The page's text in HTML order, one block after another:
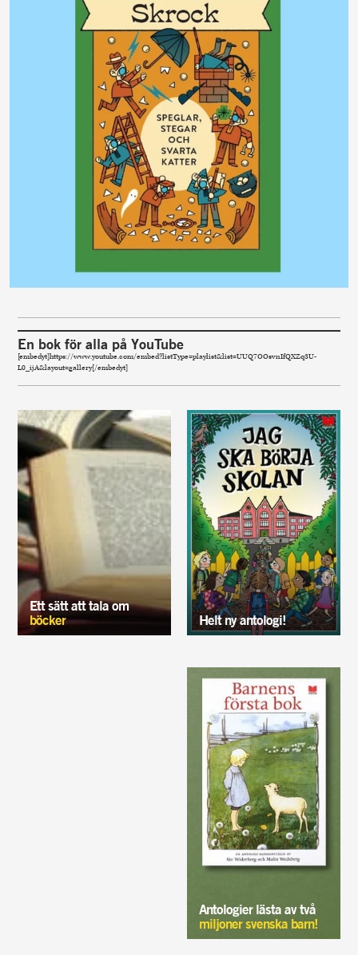
En bok för alla på YouTube
[embedyt]https://www.youtube.com/embed?listType=playlist&list=UUQ7OOsvnIfQXZq3U-
L0_ijA&layout=gallery[/embedyt]
Ett sätt att tala om
böcker
Helt ny antologi!
Antologier lästa av två
miljoner svenska barn!